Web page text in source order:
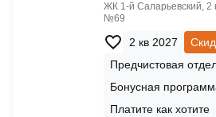
ЖК 1‑й Саларьевский, 2
№69
2 кв 2027
Предчистовая
Бонусная
Платите как хотите